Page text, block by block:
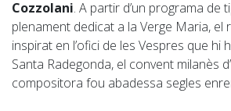
Cozzolani. A partir d’un programa de
plenament dedicat a la Verge Maria, el
inspirat en l’ofici de les Vespres que hi
Santa Radegonda, el convent milanès
compositora fou abadessa segles